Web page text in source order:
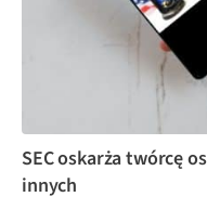
SEC oskarża twórcę
innych